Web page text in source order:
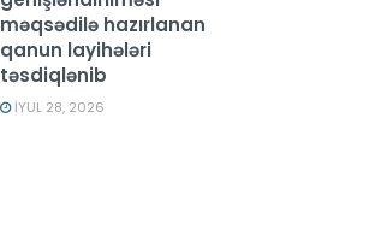
məqsədilə hazırlanan
qanun layihələri
təsdiqlənib
İYUL 28, 2026